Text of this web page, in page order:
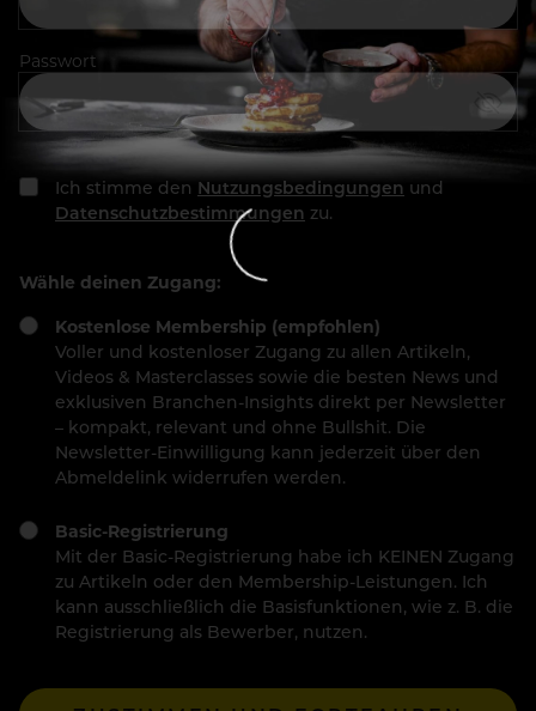
Passwort
Ich stimme den Nutzungsbedingungen und
Datenschutzbestimmungen zu.
Wähle deinen Zugang:
Kostenlose Membership (empfohlen)
Voller und kostenloser Zugang zu allen Artikeln,
Videos & Masterclasses sowie die besten News und
exklusiven Branchen-Insights direkt per Newsletter
– kompakt, relevant und ohne Bullshit. Die
Newsletter-Einwilligung kann jederzeit über den
Abmeldelink widerrufen werden.
Basic-Registrierung
Mit der Basic-Registrierung habe ich KEINEN Zugang
zu Artikeln oder den Membership-Leistungen. Ich
kann ausschließlich die Basisfunktionen, wie z. B. die
Registrierung als Bewerber, nutzen.